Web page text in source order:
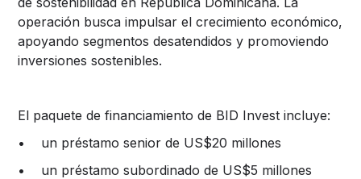
operación busca impulsar el crecimiento económico,
apoyando segmentos desatendidos y promoviendo
inversiones sostenibles.
El paquete de financiamiento de BID Invest incluye:
• un préstamo senior de US$20 millones
• un préstamo subordinado de US$5 millones